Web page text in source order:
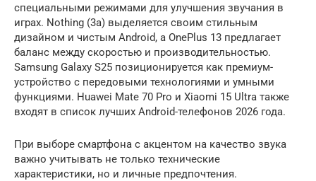
специальными режимами для улучшения звучания в
играх. Nothing (3a) выделяется своим стильным
дизайном и чистым Android, а OnePlus 13 предлагает
баланс между скоростью и производительностью.
Samsung Galaxy S25 позиционируется как премиум-
устройство с передовыми технологиями и умными
функциями. Huawei Mate 70 Pro и Xiaomi 15 Ultra также
входят в список лучших Android-телефонов 2026 года.
При выборе смартфона с акцентом на качество звука
важно учитывать не только технические
характеристики, но и личные предпочтения.